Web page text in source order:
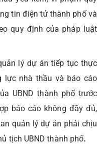
tin điện tử thành phố và
quy định của pháp luật
lý dự án tiếp tục thực
lực nhà thầu và báo cáo
UBND thành phố trước
báo cáo không đầy đủ,
quản lý dự án phải chịu
tịch UBND thành phố.